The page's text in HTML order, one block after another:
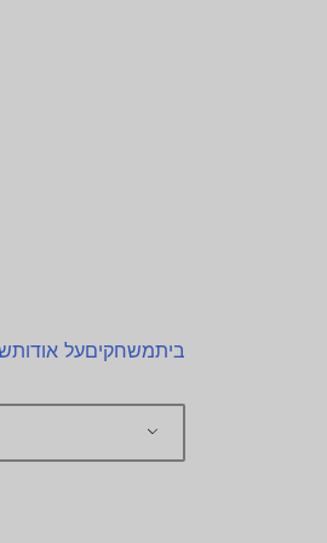
ביתמשחקיםעל אודות